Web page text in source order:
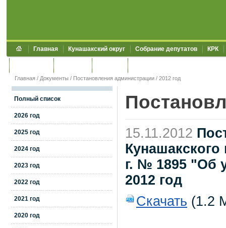
Главная Кунашакский округ Собрание депутатов КРК
Главная / Документы / Постановления администрации / 2012 год
Полный список
2026 год
2025 год
2024 год
2023 год
2022 год
2021 год
2020 год
15.11.2012
Кунашакского
г. № 1895 "Об
2012 год
Скачать (1.2